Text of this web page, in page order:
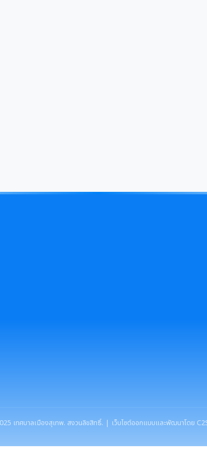
เทศบาลเมืองสุเทพ. สงวนลิขสิทธิ์. | เว็บไซต์ออกแบบและพัฒนาโดย